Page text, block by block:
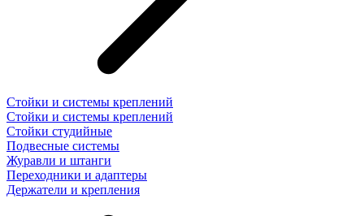
Стойки и системы креплений
Стойки и системы креплений
Стойки студийные
Подвесные системы
Журавли и штанги
Переходники и адаптеры
Держатели и крепления